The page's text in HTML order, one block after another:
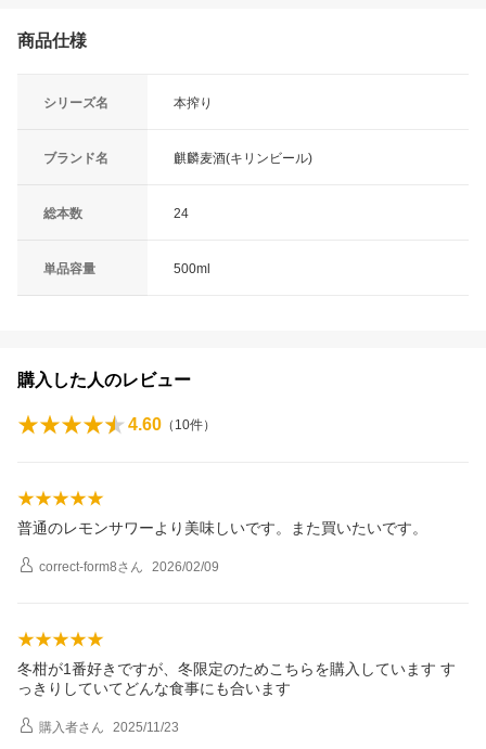
商品仕様
シリーズ名 本搾り
ブランド名 麒麟麦酒(キリンビール)
総本数 24
単品容量 500ml
購入した人のレビュー
4.60 （ 10件）
普通のレモンサワーより美味しいです。また買いたいです。
correct-form8さん 2026/02/09
冬柑が1番好きですが、冬限定のためこちらを購入しています す
っきりしていてどんな食事にも合います
購入者さん 2025/11/23